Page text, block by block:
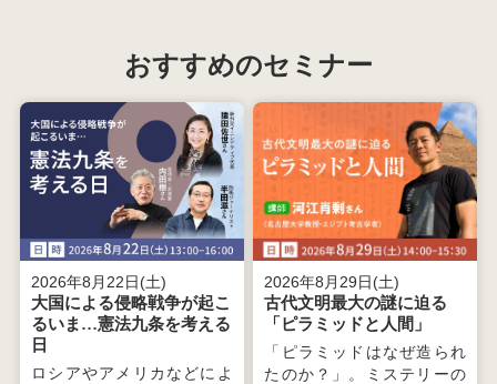
おすすめのセミナー
2026年8月22日(土)
大国による侵略戦争が起こ
るいま…憲法九条を考える
日
ロシアやアメリカなどによ
2026年8月29日(土)
古代文明最大の謎に迫る
「ピラミッドと人間」
「ピラミッドはなぜ造られ
たのか？」。ミステリーの